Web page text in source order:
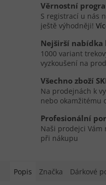
Věrnostní
S registrací u nás
ještě výhodněji!
Nejširší nabídka
1000 variant
vyzkoušení na
Všechno zboží
Na prodejnách k
nebo okamžitému
Profesionální
Naši prodejci
při nákupu
Popis Značka Dárkové